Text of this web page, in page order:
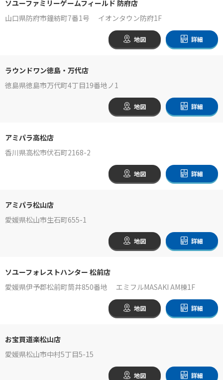
ソユーファミリーゲームフィールド 防府店
山口県防府市鐘紡町7番1号 イオンタウン防府1F
地図 詳細
ラウンドワン徳島・万代店
徳島県徳島市万代町4丁目19番地ノ1
地図 詳細
アミパラ高松店
香川県高松市伏石町2168-2
地図 詳細
アミパラ松山店
愛媛県松山市生石町655-1
地図 詳細
ソユーフォレストハンター 松前店
愛媛県伊予郡松前町筒井850番地 エミフルMASAKI AM棟1F
地図 詳細
お宝買道楽松山店
愛媛県松山市中村5丁目5-15
地図 詳細